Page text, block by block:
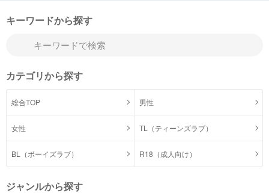
キーワードから探す
カテゴリから探す
総合TOP 男性
女性 TL（ティーンズラブ）
BL（ボーイズラブ） R18（成人向け）
ジャンルから探す